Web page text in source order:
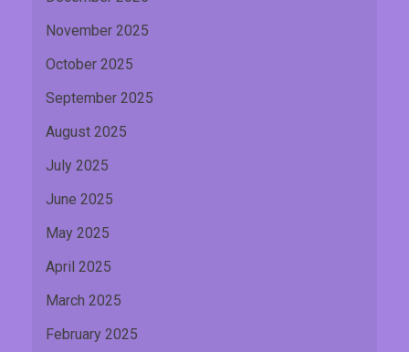
November 2025
October 2025
September 2025
August 2025
July 2025
June 2025
May 2025
April 2025
March 2025
February 2025